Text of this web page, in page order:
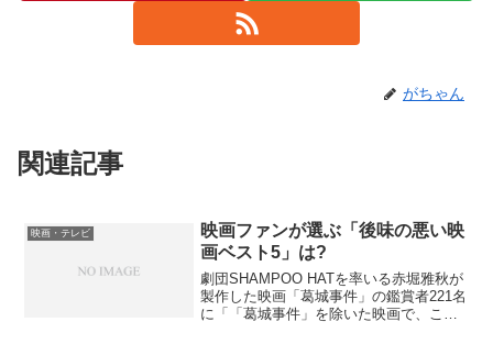
がちゃん
関連記事
映画・テレビ
映画ファンが選ぶ「後味の悪い映
画ベスト5」は?
劇団SHAMPOO HATを率いる赤堀雅秋が
製作した映画「葛城事件」の鑑賞者221名
に「「葛城事件」を除いた映画で、これ